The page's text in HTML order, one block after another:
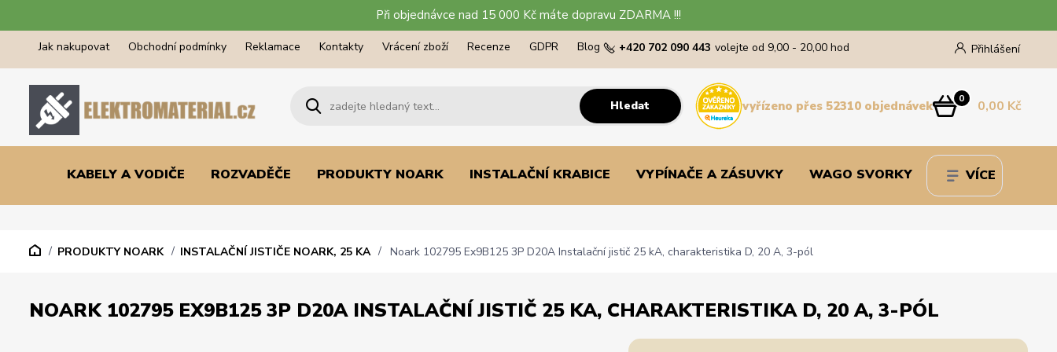
Při objednávce nad 15 000 Kč máte dopravu ZDARMA !!!
Jak nakupovat Obchodní podmínky Reklamace Kontakty Vrácení zboží Recenze GDPR Blog Přihlášení
Hledat
+420 702 090 443 volejte od 9,00 - 20,00 hod
0 0,00 Kč
vyřízeno přes 52310 objednávek
KABELY A VODIČE ROZVADĚČE PRODUKTY NOARK INSTALAČNÍ KRABICE VYPÍNAČE A ZÁSUVKY WAGO SVORKY VÍCE
PRODUKTY NOARK INSTALAČNÍ JISTIČE NOARK, 25 KA Noark 102795 Ex9B125 3P D20A Instalační jistič 25 kA, charakteristika D, 20 A, 3-pól
NOARK 102795 EX9B125 3P D20A INSTALAČNÍ JISTIČ 25 KA, CHARAKTERISTIKA D, 20 A, 3-PÓL